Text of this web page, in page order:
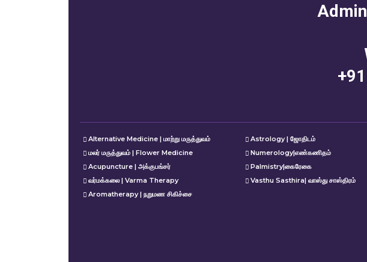
Alternative Medicine | மாற்று மருத்துவம்
மலர் மருத்துவம் | Flower Medicine
Acupuncture | அக்குபங்சர்
வர்மக்கலை | Varma Therapy
Aromatherapy | நறுமண சிகிச்சை
Astrology | ஜோதிடம்
Numerology|எண்கணிதம்
Palmistry|கைரேகை
Vasthu Sasthira| வாஸ்து சாஸ்திரம்